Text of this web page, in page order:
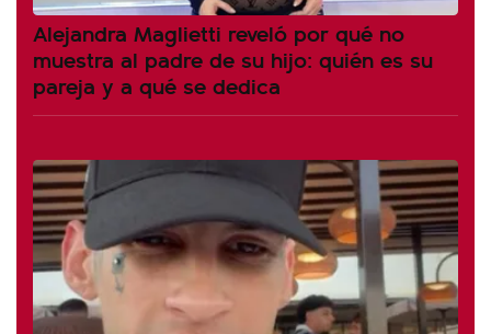
Alejandra Maglietti reveló por qué no
muestra al padre de su hijo: quién es su
pareja y a qué se dedica